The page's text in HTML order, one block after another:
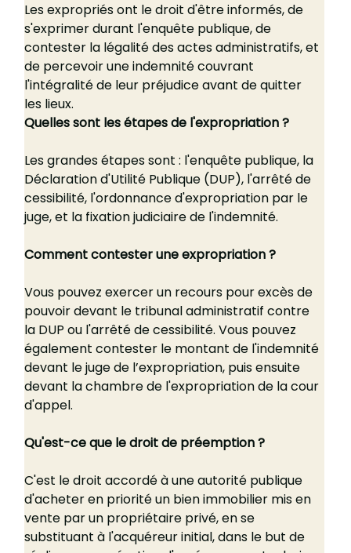
Les expropriés ont le droit d'être informés, de
s'exprimer durant l'enquête publique, de
contester la légalité des actes administratifs, et
de percevoir une indemnité couvrant
l'intégralité de leur préjudice avant de quitter
les lieux.
Quelles sont les étapes de l'expropriation ?
Les grandes étapes sont : l'enquête publique, la
Déclaration d'Utilité Publique (DUP), l'arrêté de
cessibilité, l'ordonnance d'expropriation par le
juge, et la fixation judiciaire de l'indemnité.
Comment contester une expropriation ?
Vous pouvez exercer un recours pour excès de
pouvoir devant le tribunal administratif contre
la DUP ou l'arrêté de cessibilité. Vous pouvez
également contester le montant de l'indemnité
devant le juge de l’expropriation, puis ensuite
devant la chambre de l'expropriation de la cour
d'appel.
Qu'est-ce que le droit de préemption ?
C'est le droit accordé à une autorité publique
d'acheter en priorité un bien immobilier mis en
vente par un propriétaire privé, en se
substituant à l'acquéreur initial, dans le but de